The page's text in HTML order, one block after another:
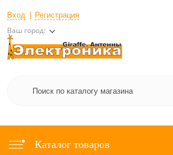
Вход Регистрация
Ваш город:
Каталог товаров